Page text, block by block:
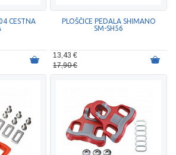
CESTNA
PLOŠČICE PEDALA SHIMANO
SM-SH56
13,43 €
17,90 €